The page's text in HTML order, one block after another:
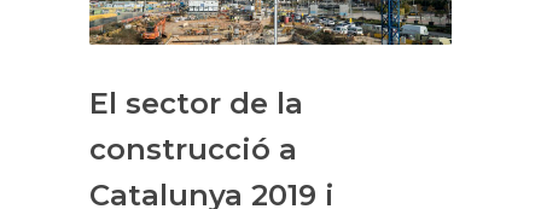
El sector de la
construcció a
Catalunya 2019 i